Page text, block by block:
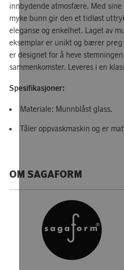
innbydende atmosfære. Med
myke bunn gir den et tidløst
eleganse og enkelhet. Laget av
eksemplar er unikt og bærer preg
er designet for å heve
sammenkomster. Leveres i en
Spesifikasjoner:
Materiale: Munnblåst glass.
Tåler oppvaskmaskin og er
OM SAGAFORM